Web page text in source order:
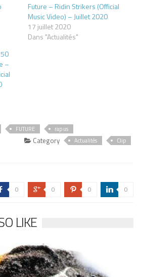
Future – Ridin Strikers (Official
Music Video) – Juillet 2020
17 juillet 2020
Dans "Actualités"
–
FUTURE rap us
Category Actualités Clip
0 c 0 d 0 j 0
LIKE